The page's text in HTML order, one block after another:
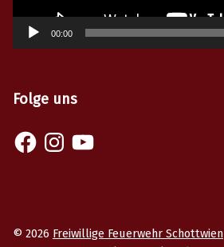
00:00
Folge uns
© 2026 Freiwillige Feuerwehr Schottwien